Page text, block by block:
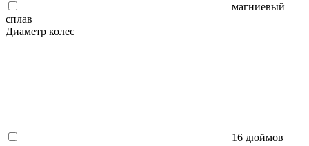
магниевый
сплав
Диаметр колес
16 дюймов